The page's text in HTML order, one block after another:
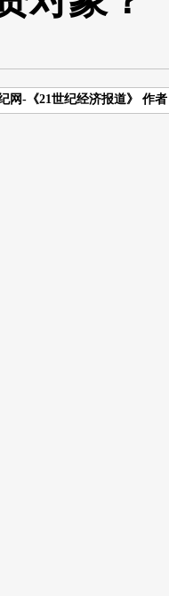
网-《21世纪经济报道》 作